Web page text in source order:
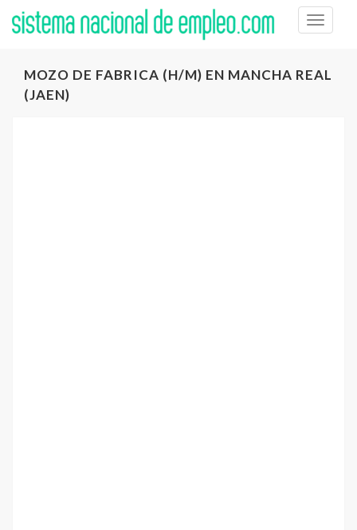
Toggle
MOZO DE FABRICA (H/M) EN MANCHA REAL
(JAEN)